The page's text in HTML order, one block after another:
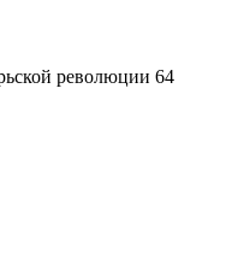
революции 64